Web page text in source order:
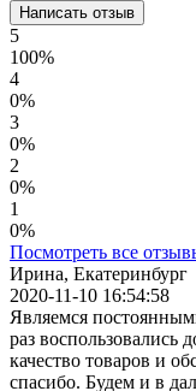
Написать отзыв
5
100%
4
0%
3
0%
2
0%
1
0%
Посмотреть все
Ирина, Екатеринбург
2020-11-10 16:54:58
Являемся
раз воспользовались
качество товаров и
спасибо. Будем и в